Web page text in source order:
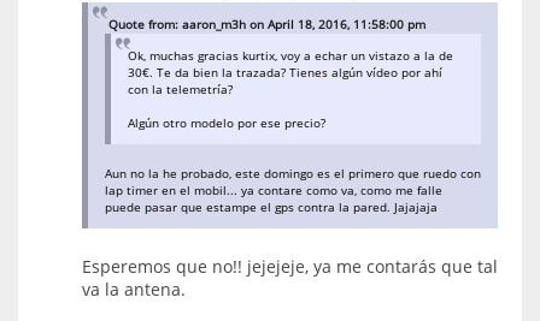
Quote from: aaron_m3h on April 18, 2016, 11:58:00 pm
Ok, muchas gracias kurtix, voy a echar un vistazo a la de
30€. Te da bien la trazada? Tienes algún vídeo por ahí
con la telemetría?
Algún otro modelo por ese precio?
Aun no la he probado, este domingo es el primero que ruedo con
lap timer en el mobil... ya contare como va, como me falle
puede pasar que estampe el gps contra la pared. Jajajaja
Esperemos que no!! jejejeje, ya me contarás que tal
va la antena.